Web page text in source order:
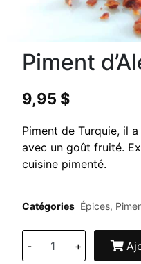
Piment
9,95 $
Piment de Turquie, il
avec un goût fruité.
cuisine pimenté.
Catégories Épices,
- +